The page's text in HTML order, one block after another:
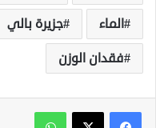
الماء
جزيرة بالي
فقدان الوزن
واتساب